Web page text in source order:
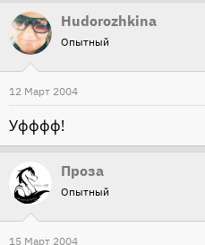
Hudorozhkina
Опытный
12 Март 2004
Уфффф!
Проза
Опытный
15 Март 2004